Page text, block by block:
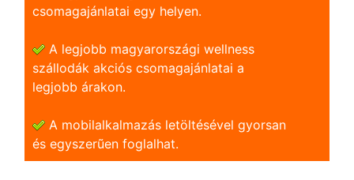
csomagajánlatai egy helyen.
A legjobb magyarországi wellness
szállodák akciós csomagajánlatai a
legjobb árakon.
A mobilalkalmazás letöltésével gyorsan
és egyszerũen foglalhat.